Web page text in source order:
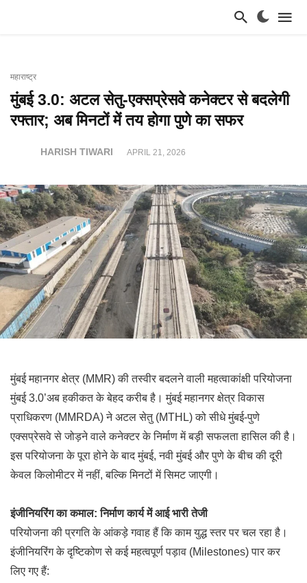
महाराष्ट्र
मुंबई 3.0: अटल सेतु-एक्सप्रेसवे कनेक्टर से बदलेगी
रफ्तार; अब मिनटों में तय होगा पुणे का सफर
HARISH TIWARI APRIL 21, 2026
मुंबई महानगर क्षेत्र (MMR) की तस्वीर बदलने वाली महत्वाकांक्षी परियोजना
मुंबई 3.0’अब हकीकत के बेहद करीब है। मुंबई महानगर क्षेत्र विकास
प्राधिकरण (MMRDA) ने अटल सेतु (MTHL) को सीधे मुंबई-पुणे
एक्सप्रेसवे से जोड़ने वाले कनेक्टर के निर्माण में बड़ी सफलता हासिल की है।
इस परियोजना के पूरा होने के बाद मुंबई, नवी मुंबई और पुणे के बीच की दूरी
केवल किलोमीटर में नहीं, बल्कि मिनटों में सिमट जाएगी।
इंजीनियरिंग का कमाल: निर्माण कार्य में आई भारी तेजी
परियोजना की प्रगति के आंकड़े गवाह हैं कि काम युद्ध स्तर पर चल रहा है।
इंजीनियरिंग के दृष्टिकोण से कई महत्वपूर्ण पड़ाव (Milestones) पार कर
लिए गए हैं: